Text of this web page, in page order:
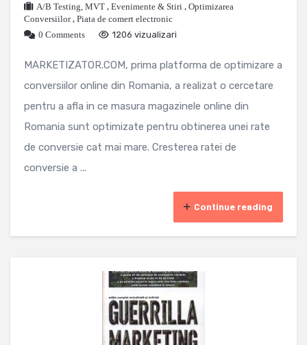
A/B Testing, MVT , Evenimente & Stiri , Optimizarea
Conversiilor, Piata de comert electronic
0 Comments
1206 vizualizari
MARKETIZATOR.COM, prima platforma de optimizare a
conversiilor online din Romania, a realizat o cercetare
pentru a afla in ce masura magazinele online din
Romania sunt optimizate pentru obtinerea unei rate
de conversie cat mai mare. Cresterea ratei de
conversie a ...
Continue reading